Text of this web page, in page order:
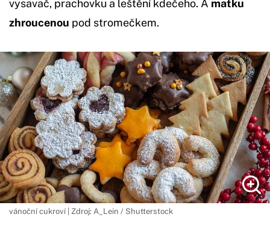
vysavač, prachovku a leštění kdečeho. A matku
zhroucenou pod stromečkem.
vánoční cukroví | Zdroj: A_Lein / Shutterstock